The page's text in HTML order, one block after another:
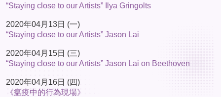
“Staying close to our Artists” Ilya Gringolts
2020年04月13日 (一)
“Staying close to our Artists” Jason Lai
2020年04月15日 (三)
“Staying close to our Artists” Jason Lai on Beethoven
2020年04月16日 (四)
《瘟疫中的行為現場》